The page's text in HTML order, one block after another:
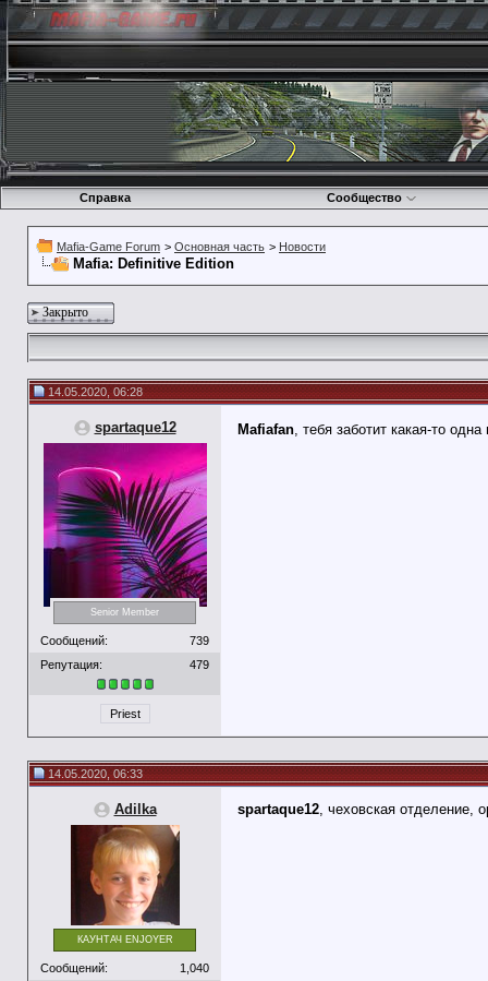
Справка Сообщество
Mafia-Game Forum > Основная часть > Новости
Mafia: Definitive Edition
Закрыто
14.05.2020, 06:28
spartaque12
Senior Member
Сообщений:
739
Репутация:
479
Priest
Mafiafan , тебя заботит какая-то
14.05.2020, 06:33
Adilka
КАУНТАЧ ENJOYER
Сообщений:
1,040
spartaque12, чеховская отделение,